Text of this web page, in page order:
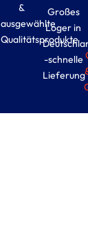
&
ausgewählte
Qualitätsprodukte
Großes
Loger in
-schnelle
Lieferung